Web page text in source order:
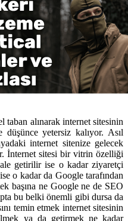
taban alınarak internet sitesinin
düşünce yetersiz kalıyor. Asıl
internet sitenize gelecek
İnternet sitesi bir vitrin özelliği
getirilir ise o kadar ziyaretçi
o kadar da Google tarafından
başına ne Google ne de SEO
bu belki önemli gibi dursa da
temin etmek internet sitesinin
ya da getirmek ne kadar